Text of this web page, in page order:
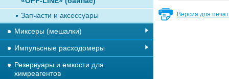
Версия для
Запчасти и аксессуары
Миксеры (мешалки)
Импульсные расходомеры
Резервуары и емкости для
химреагентов